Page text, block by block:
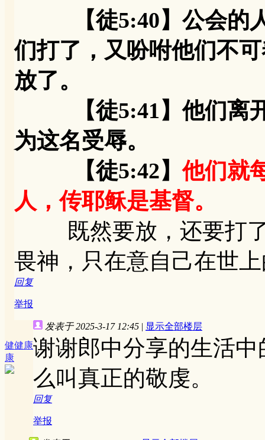
【徒5:40】公会的
们打了，又吩咐他们不
放了。
【徒5:41】他们离开
为这名受辱。
【徒5:42】他们就
人，传耶稣是基督。
既然要放，还要打了
畏神，只在意自己在世
回复
举报
健健康
康
发表于 2025-3-17 12:45 | 显示全部楼层
谢谢郎中分享的生活
么叫真正的敬虔。
回复
举报